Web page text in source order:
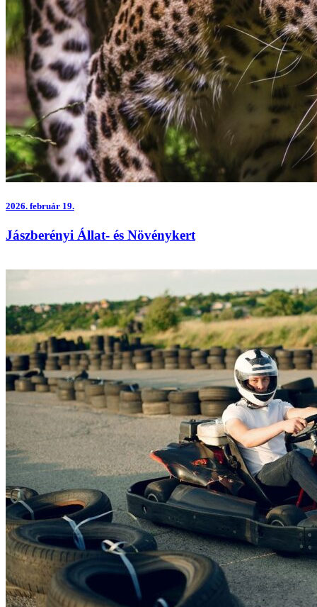
2026. február 19.
Jászberényi Állat- és Növénykert